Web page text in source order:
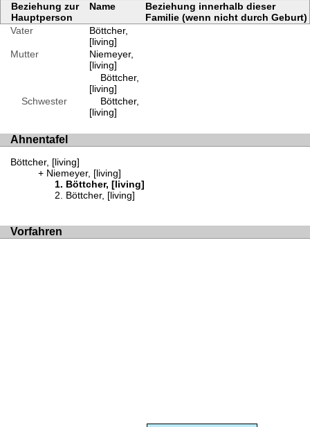
Beziehung zur
Hauptperson
Name
Beziehung innerhalb dieser
Familie (wenn nicht durch Geburt)
Vater
Böttcher,
[living]
Mutter
Niemeyer,
[living]
Böttcher,
[living]
Schwester
Böttcher,
[living]
Ahnentafel
Böttcher, [living]
Niemeyer, [living]
Böttcher, [living]
Böttcher, [living]
Vorfahren